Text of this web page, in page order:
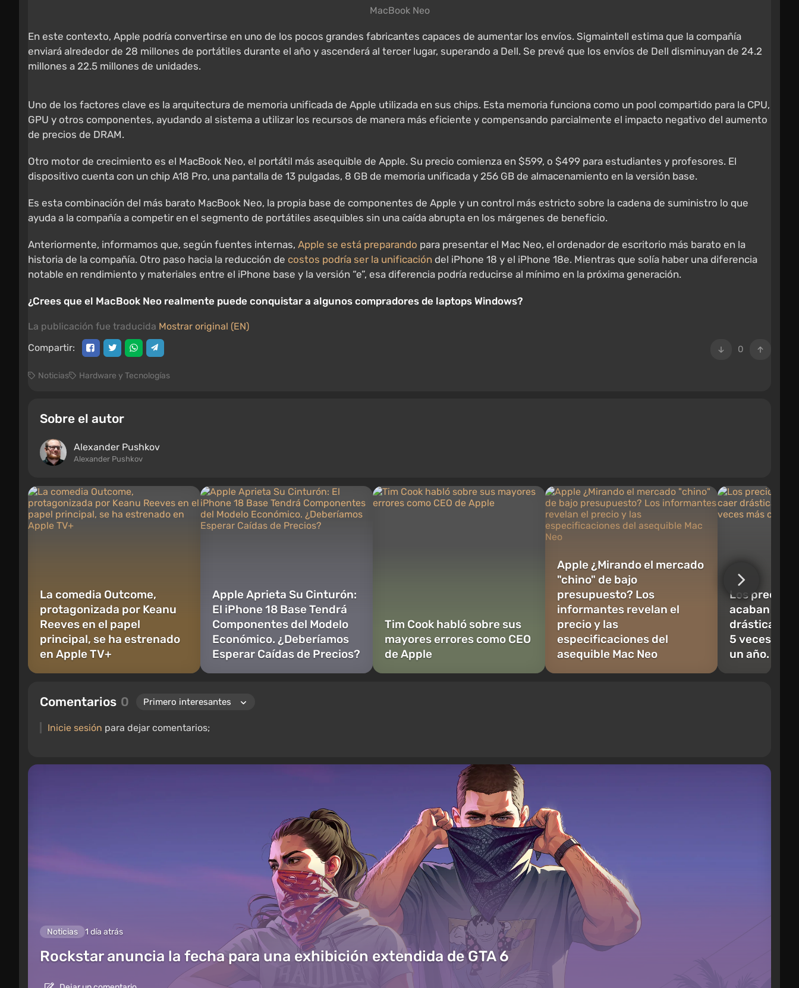
MacBook Neo
En este contexto, Apple podría convertirse en uno de los pocos grandes fabricantes capaces de aumentar los envíos. Sigmaintell estima que la compañía
enviará alrededor de 28 millones de portátiles durante el año y ascenderá al tercer lugar, superando a Dell. Se prevé que los envíos de Dell disminuyan de 24.2
millones a 22.5 millones de unidades.
Uno de los factores clave es la arquitectura de memoria unificada de Apple utilizada en sus chips. Esta memoria funciona como un pool compartido para la CPU,
GPU y otros componentes, ayudando al sistema a utilizar los recursos de manera más eficiente y compensando parcialmente el impacto negativo del aumento
de precios de DRAM.
Otro motor de crecimiento es el MacBook Neo, el portátil más asequible de Apple. Su precio comienza en $599, o $499 para estudiantes y profesores. El
dispositivo cuenta con un chip A18 Pro, una pantalla de 13 pulgadas, 8 GB de memoria unificada y 256 GB de almacenamiento en la versión base.
Es esta combinación del más barato MacBook Neo, la propia base de componentes de Apple y un control más estricto sobre la cadena de suministro lo que
ayuda a la compañía a competir en el segmento de portátiles asequibles sin una caída abrupta en los márgenes de beneficio.
Anteriormente, informamos que, según fuentes internas, Apple se está preparando para presentar el Mac Neo, el ordenador de escritorio más barato en la
historia de la compañía. Otro paso hacia la reducción de costos podría ser la unificación del iPhone 18 y el iPhone 18e. Mientras que solía haber una diferencia
notable en rendimiento y materiales entre el iPhone base y la versión “e”, esa diferencia podría reducirse al mínimo en la próxima generación.
¿Crees que el MacBook Neo realmente puede conquistar a algunos compradores de laptops Windows?
La publicación fue traducida Mostrar original (EN)
0
Compartir:
Noticias Hardware y Tecnologías
Sobre el autor
Alexander Pushkov
Alexander Pushkov
La comedia Outcome,
protagonizada por Keanu
Reeves en el papel
principal, se ha estrenado
en Apple TV+
Apple Aprieta Su Cinturón:
El iPhone 18 Base Tendrá
Componentes del Modelo
Económico. ¿Deberíamos
Esperar Caídas de Precios?
Tim Cook habló sobre sus
mayores errores como CEO
de Apple
Apple ¿Mirando el mercado
"chino" de bajo
presupuesto? Los
informantes revelan el
precio y las
especificaciones del
asequible Mac Neo
Los precios
acaban de
5 veces
un año.
Comentarios 0
Inicie sesión para dejar comentarios;
Noticias 1 día atrás
Rockstar anuncia la fecha para una exhibición extendida de GTA 6